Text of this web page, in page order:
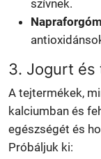
szívnek.
3. Jogurt és
A tejtermékek,
kalciumban és
egészségét és
Próbáljuk ki: